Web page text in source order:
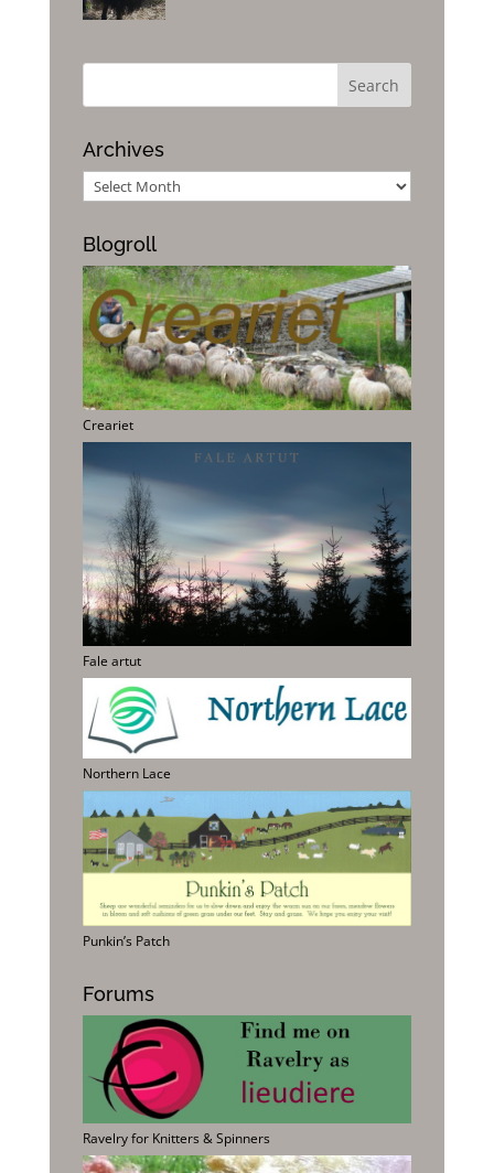
Archives
Archives
Blogroll
Creariet
Fale artut
Northern Lace
Punkin’s Patch
Forums
Ravelry for Knitters & Spinners